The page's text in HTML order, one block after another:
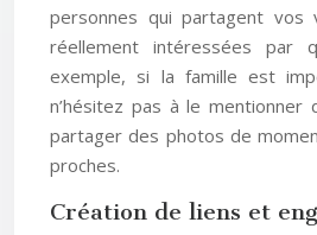
personnes qui partagent
réellement intéressées par
exemple, si la famille est
n’hésitez pas à le
partager des photos de
proches.
Création de liens et